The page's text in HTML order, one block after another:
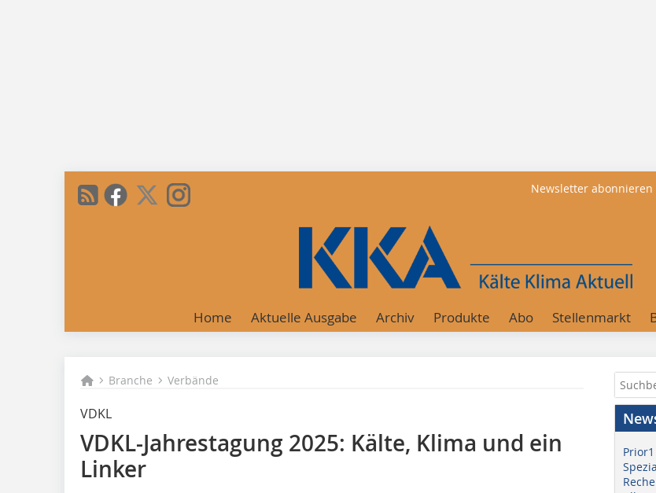
Newsletter abonnieren
Home Aktuelle Ausgabe Archiv Produkte Abo Stellenmarkt
Branche Verbände
VDKL
VDKL-Jahrestagung 2025: Kälte, Klima und ein
Linker